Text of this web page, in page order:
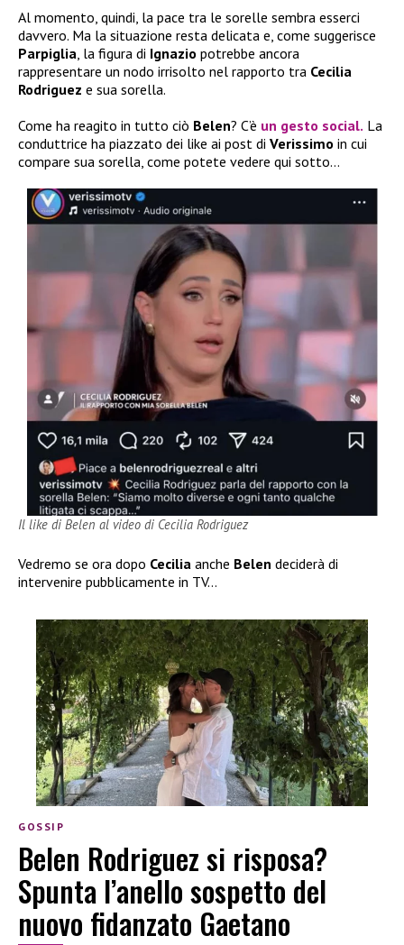
Al momento, quindi, la pace tra le sorelle sembra esserci
davvero. Ma la situazione resta delicata e, come suggerisce
Parpiglia , la figura di Ignazio potrebbe ancora
rappresentare un nodo irrisolto nel rapporto tra Cecilia
Rodriguez e sua sorella.
Come ha reagito in tutto ciò Belen? C’è un gesto social. La
conduttrice ha piazzato dei like ai post di Verissimo in cui
compare sua sorella, come potete vedere qui sotto…
Il like di Belen al video di Cecilia Rodriguez
Vedremo se ora dopo Cecilia anche Belen deciderà di
intervenire pubblicamente in TV…
GOSSIP
Belen Rodriguez si risposa?
Spunta l’anello sospetto del
nuovo fidanzato Gaetano